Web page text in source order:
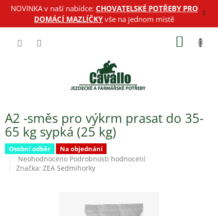
PřejítNOVINKA v naší nabídce: CHOVATELSKÉ POTŘEBY PRO
DOMÁCÍ MAZLÍČKYvše na jednom místě
A2 -směs pro výkrm prasat do 35-
65 kg sypká (25 kg)
Osobní odběr Na objednání
Průměrné
hodnocení
Neohodnoceno Podrobnosti hodnocení
Značka: ZEA Sedmihorky